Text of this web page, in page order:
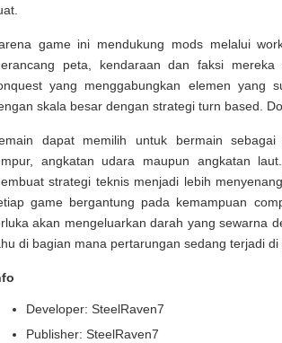
game ini mendukung mods melalui
peta, kendaraan dan faksi
yang menggabungkan elemen yang
skala besar dengan strategi turn based.
dapat memilih untuk bermain
angkatan udara maupun angkatan
strategi teknis menjadi lebih
game bergantung pada kemampuan
akan mengeluarkan darah yang sewarna
di bagian mana pertarungan sedang terjadi di
Developer: SteelRaven7
Publisher: SteelRaven7